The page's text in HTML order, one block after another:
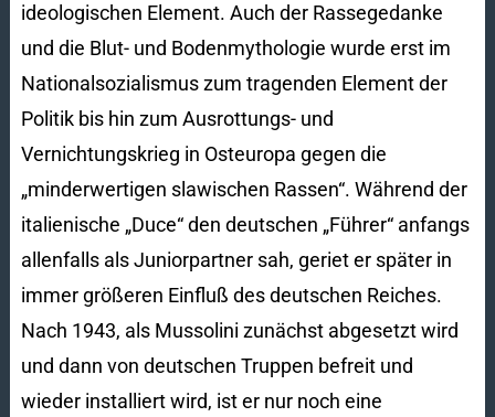
ideologischen Element. Auch der Rassegedanke
und die Blut- und Bodenmythologie wurde erst im
Nationalsozialismus zum tragenden Element der
Politik bis hin zum Ausrottungs- und
Vernichtungskrieg in Osteuropa gegen die
„minderwertigen slawischen Rassen“. Während der
italienische „Duce“ den deutschen „Führer“ anfangs
allenfalls als Juniorpartner sah, geriet er später in
immer größeren Einfluß des deutschen Reiches.
Nach 1943, als Mussolini zunächst abgesetzt wird
und dann von deutschen Truppen befreit und
wieder installiert wird, ist er nur noch eine